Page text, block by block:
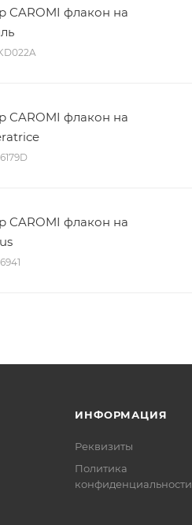
CAROMI флакон на
CAROMI флакон на
CAROMI флакон на
ИНФОРМАЦИЯ
Реквизиты
Политика
конфиденциальности